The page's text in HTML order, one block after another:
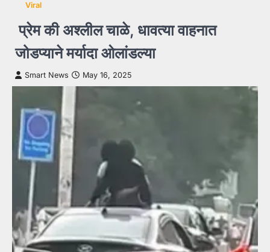
Viral
प्रेम की अश्लील चाळे, धावत्या वाहनात
जोडप्याने मर्यादा ओलांडल्या
Smart News May 16, 2025